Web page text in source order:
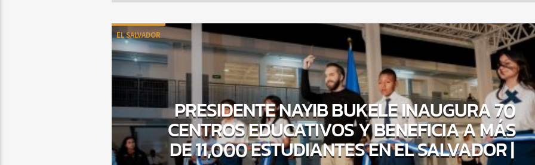
EL SALVADOR
PRESIDENTE NAYIB BUKELE INAUGURA 70
CENTROS EDUCATIVOS Y BENEFICIA A MÁS
DE 11,000 ESTUDIANTES EN EL SALVADOR |